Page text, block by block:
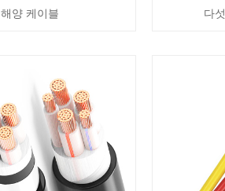
해양 케이블 다